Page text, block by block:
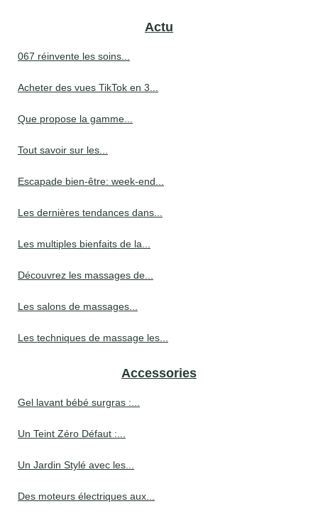
Actu
067 réinvente les soins...
Acheter des vues TikTok en 3...
Que propose la gamme...
Tout savoir sur les...
Escapade bien-être: week-end...
Les dernières tendances dans...
Les multiples bienfaits de la...
Découvrez les massages de...
Les salons de massages...
Les techniques de massage les...
Accessories
Gel lavant bébé surgras :...
Un Teint Zéro Défaut :...
Un Jardin Stylé avec les...
Des moteurs électriques aux...